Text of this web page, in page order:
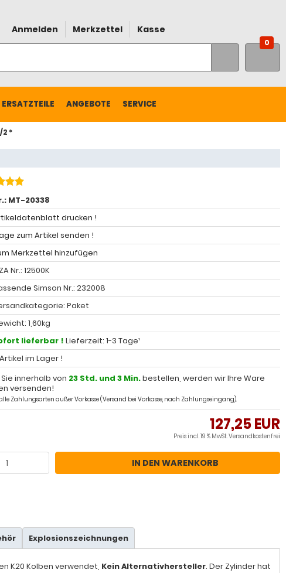
Anmelden Merkzettel Kasse
0
ERSATZTEILE ANGEBOTE SERVICE
2 *
MT-20338
drucken !
zum Artikel senden !
Merkzettel hinzufügen
Nr.: 12500K
Simson Nr.: 232008
Paket
1,60kg
lieferbar ! Lieferzeit: 1-3 Tage¹
im Lager !
innerhalb von 23 Std. und 3 Min.bestellen, werden wir Ihre Ware
versenden!
Zahlungsarten außer Vorkasse (Versand bei Vorkasse, nach Zahlungseingang).
127,25 EUR
Preis incl. 19 % MwSt.Versandkostenfrei
IN DEN WARENKORB
Explosionszeichnungen
K20 Kolben verwendet, Kein Alternativhersteller. Der Zylinder hat